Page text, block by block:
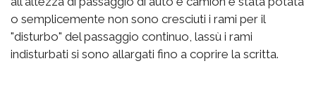
o semplicemente non sono cresciuti i rami per il
"disturbo" del passaggio continuo, lassù i rami
indisturbati si sono allargati fino a coprire la scritta.